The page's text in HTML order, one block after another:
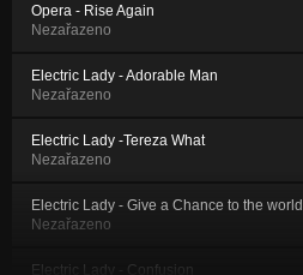
Opera - Rise Again
Nezařazeno
Electric Lady - Adorable Man
Nezařazeno
Electric Lady -Tereza What
Nezařazeno
Electric Lady - Give a Chance to the world
Nezařazeno
Electric Lady - Confusion